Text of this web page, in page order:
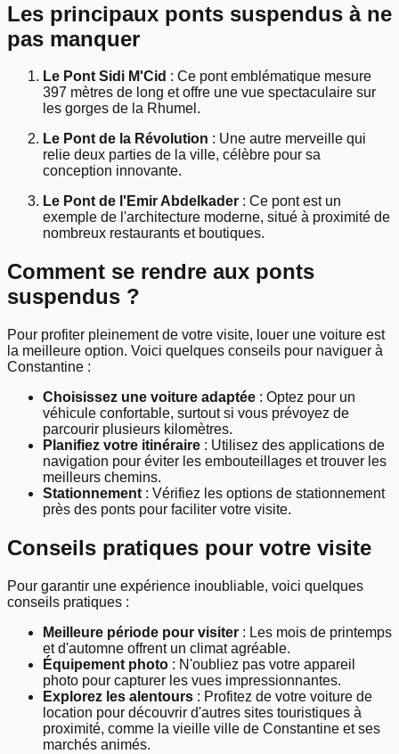
Les principaux ponts suspendus à ne
pas manquer
Le Pont Sidi M'Cid : Ce pont emblématique mesure
397 mètres de long et offre une vue spectaculaire sur
les gorges de la Rhumel.
Le Pont de la Révolution : Une autre merveille qui
relie deux parties de la ville, célèbre pour sa
conception innovante.
Le Pont de l'Emir Abdelkader : Ce pont est un
exemple de l'architecture moderne, situé à proximité de
nombreux restaurants et boutiques.
Comment se rendre aux ponts
suspendus ?
Pour profiter pleinement de votre visite, louer une voiture est
la meilleure option. Voici quelques conseils pour naviguer à
Constantine :
Choisissez une voiture adaptée : Optez pour un
véhicule confortable, surtout si vous prévoyez de
parcourir plusieurs kilomètres.
Planifiez votre itinéraire : Utilisez des applications de
navigation pour éviter les embouteillages et trouver les
meilleurs chemins.
Stationnement : Vérifiez les options de stationnement
près des ponts pour faciliter votre visite.
Conseils pratiques pour votre visite
Pour garantir une expérience inoubliable, voici quelques
conseils pratiques :
Meilleure période pour visiter : Les mois de printemps
et d'automne offrent un climat agréable.
Équipement photo : N'oubliez pas votre appareil
photo pour capturer les vues impressionnantes.
Explorez les alentours : Profitez de votre voiture de
location pour découvrir d'autres sites touristiques à
proximité, comme la vieille ville de Constantine et ses
marchés animés.